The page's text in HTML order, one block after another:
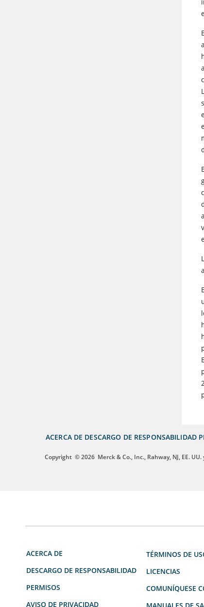
ACERCA DE DESCARGO DE RESPONSABILIDAD
Copyright © 2026 Merck & Co., Inc., Rahway, NJ, EE.
ACERCA DE
DESCARGO DE RESPONSABILIDAD
PERMISOS
AVISO DE PRIVACIDAD
TÉRMINOS DE
LICENCIAS
COMUNÍQUESE